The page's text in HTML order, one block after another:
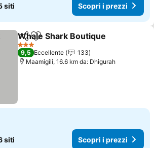
siti Scopri i prezzi
CondividiAggiungi ai preferiti
Whale Shark Boutique
3 Stelle
9,5 Eccellente
133
Maamigili, 16.6 km da: Dhigurah
siti Scopri i prezzi